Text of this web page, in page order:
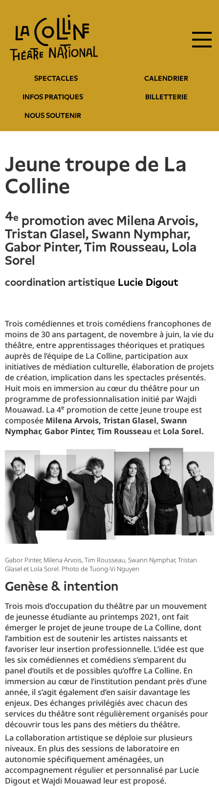
contenu
principal
entête
SPECTACLES CALENDRIER
INFOS PRATIQUES BILLETTERIE
NOUS SOUTENIR
principale
Jeune troupe de La
Colline
4e promotion avec Milena Arvois,
Tristan Glasel, Swann Nymphar,
Gabor Pinter, Tim Rousseau, Lola
Sorel
coordination artistique Lucie Digout
Trois comédiennes et trois comédiens francophones de
moins de 30 ans partagent, de novembre à juin, la vie du
théâtre, entre apprentissages théoriques et pratiques
auprès de l’équipe de La Colline, participation aux
initiatives de médiation culturelle, élaboration de projets
de création, implication dans les spectacles présentés.
Huit mois en immersion au cœur du théâtre pour un
programme de professionnalisation initié par Wajdi
Mouawad. La 4e promotion de cette Jeune troupe est
composée Milena Arvois, Tristan Glasel, Swann
Nymphar, Gabor Pinter, Tim Rousseauet Lola Sorel.
Gabor Pinter, Milena Arvois, Tim Rousseau, Swann Nymphar, Tristan
Glasel et Lola Sorel. Photo de Tuong-Vi Nguyen
genèse & intention
Trois mois d’occupation du théâtre par un mouvement
de jeunesse étudiante au printemps 2021, ont fait
émerger le projet de jeune troupe de La Colline, dont
l’ambition est de soutenir les artistes naissants et
favoriser leur insertion professionnelle. L’idée est que
les six comédiennes et comédiens s’emparent du
panel d’outils et de possibles qu’offre La Colline. En
immersion au cœur de l’institution pendant près d’une
année, il s’agit également d’en saisir davantage les
enjeux. Des échanges privilégiés avec chacun des
services du théâtre sont régulièrement organisés pour
découvrir tous les pans des métiers du théâtre.
La collaboration artistique se déploie sur plusieurs
niveaux. En plus des sessions de laboratoire en
autonomie spécifiquement aménagées, un
accompagnement régulier et personnalisé par Lucie
Digout et Wajdi Mouawad leur est proposé.